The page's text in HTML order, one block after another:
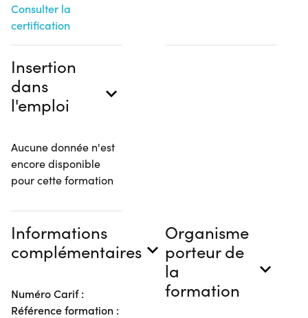
Consulter la
certification
Insertion
dans
l'emploi
Aucune donnée n'est
encore disponible
pour cette formation
Informations
complémentaires
Numéro Carif :
Référence formation :
Organisme
porteur de
la
formation